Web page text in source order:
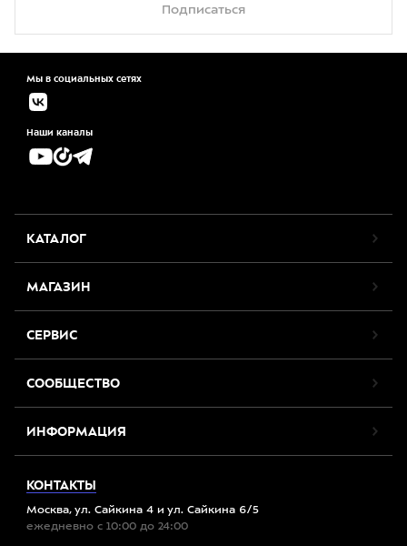
Подписаться
Мы в социальных сетях
Наши каналы
КАТАЛОГ
МАГАЗИН
СЕРВИС
СООБЩЕСТВО
ИНФОРМАЦИЯ
КОНТАКТЫ
Москва, ул. Сайкина 4 и ул. Сайкина 6/5
ежедневно с 10:00 до 24:00